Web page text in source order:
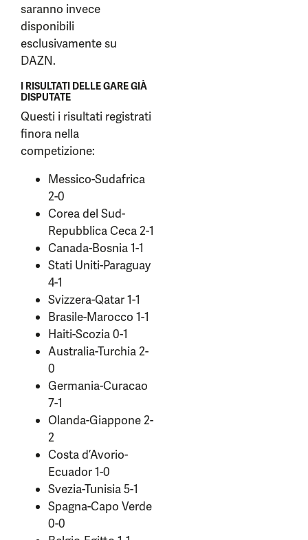
saranno invece
disponibili
esclusivamente su
DAZN.
I RISULTATI DELLE GARE GIÀ
DISPUTATE
Questi i risultati registrati
finora nella
competizione:
Messico-Sudafrica
2-0
Corea del Sud-
Repubblica Ceca 2-1
Canada-Bosnia 1-1
Stati Uniti-Paraguay
4-1
Svizzera-Qatar 1-1
Brasile-Marocco 1-1
Haiti-Scozia 0-1
Australia-Turchia 2-
0
Germania-Curacao
7-1
Olanda-Giappone 2-
2
Costa d’Avorio-
Ecuador 1-0
Svezia-Tunisia 5-1
Spagna-Capo Verde
0-0